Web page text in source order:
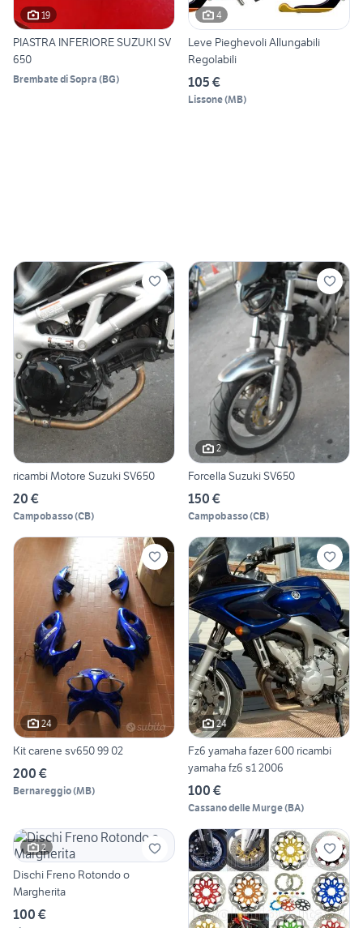
19
PIASTRA INFERIORE SUZUKI SV
650
Brembate di Sopra (BG)
4
Leve Pieghevoli Allungabili
Regolabili
105 €
Lissone(MB)
ricambi Motore Suzuki SV650
20 €
Campobasso(CB)
2
Forcella Suzuki SV650
150 €
Campobasso(CB)
24
Kit carene sv650 99 02
200 €
Bernareggio(MB)
24
Fz6 yamaha fazer 600 ricambi
yamaha fz6 s1 2006
100 €
Cassano delle Murge(BA)
2
Dischi Freno Rotondo o
Margherita
100 €